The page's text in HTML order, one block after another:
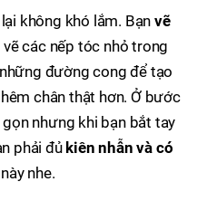
không khó lắm. Bạn vẽ
các nếp tóc nhỏ trong
đường cong để tạo
chân thật hơn. Ở bước
nhưng khi bạn bắt tay
phải đủ kiên nhẫn và có
nhe.